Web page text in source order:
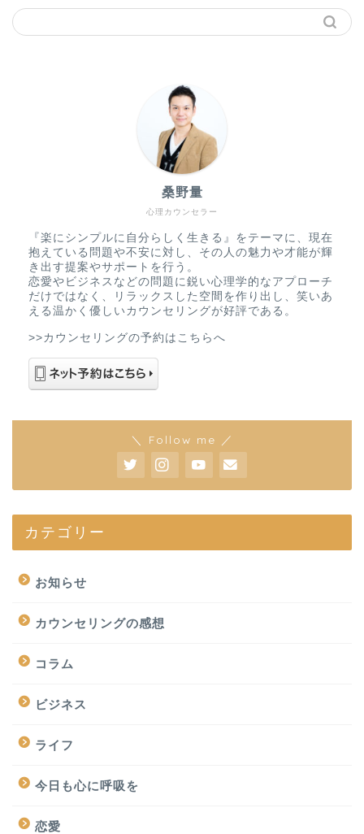
心理カウンセラー
桑野量
『楽にシンプルに自分らしく生きる』をテーマに、現在
抱えている問題や不安に対し、その人の魅力や才能が輝
き出す提案やサポートを行う。
恋愛やビジネスなどの問題に鋭い心理学的なアプローチ
だけではなく、リラックスした空間を作り出し、笑いあ
える温かく優しいカウンセリングが好評である。
>>カウンセリングの予約はこちらへ
＼ Follow me ／
カテゴリー
お知らせ
カウンセリングの感想
コラム
ビジネス
ライフ
今日も心に呼吸を
恋愛